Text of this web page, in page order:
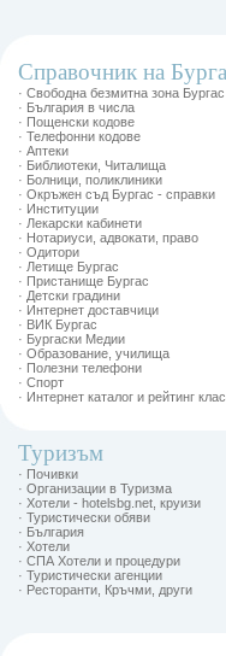
Справочник на
· Свободна безмитна зона Бургас
· България в числа
· Пощенски кодове
· Телефонни кодове
· Аптеки
· Библиотеки, Читалища
· Болници, поликлиники
· Окръжен съд Бургас - справки
· Институции
· Лекарски кабинети
· Нотариуси, адвокати, право
· Одитори
· Летище Бургас
· Пристанище Бургас
· Детски градини
· Интернет доставчици
· ВИК Бургас
· Бургаски Медии
· Образование, училища
· Полезни телефони
· Спорт
· Интернет каталог и рейтинг
Туризъм
· Почивки
· Организации в Туризма
· Хотели - hotelsbg.net, круизи
· Туристически обяви
· България
· Хотели
· СПА Хотели и процедури
· Туристически агенции
· Ресторанти, Кръчми, други